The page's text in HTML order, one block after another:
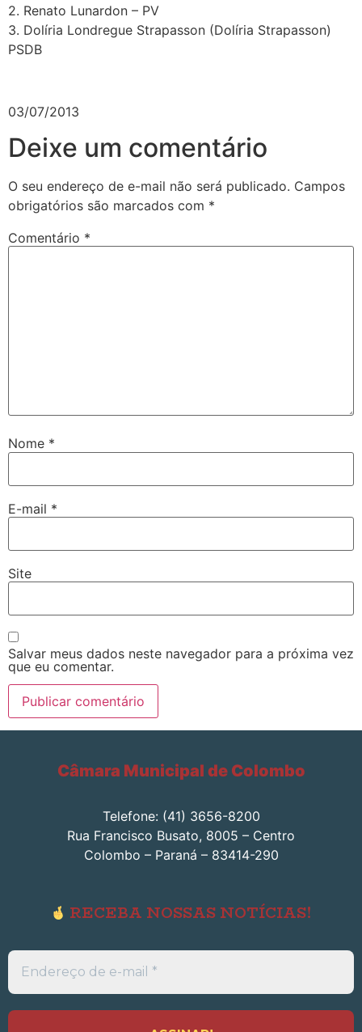
2. Renato Lunardon – PV
3. Dolíria Londregue Strapasson (Dolíria Strapasson)
PSDB
03/07/2013
Deixe um comentário
O seu endereço de e-mail não será publicado. Campos
obrigatórios são marcados com *
Comentário *
Nome *
E-mail *
Site
Salvar meus dados neste navegador para a próxima vez
que eu comentar.
Câmara Municipal de Colombo
Telefone: (41) 3656-8200
Rua Francisco Busato, 8005 – Centro
Colombo – Paraná – 83414-290
RECEBA NOSSAS NOTÍCIAS!
Endereço
de
e-
*